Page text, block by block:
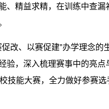
精益求精，在训练中查
改、以赛促建”办学理念
，深入梳理赛事中的亮
技能大赛，全力做好参赛